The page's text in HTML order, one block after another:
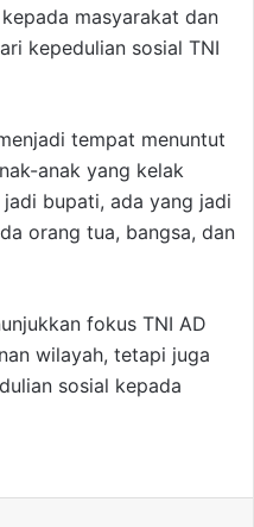
masyarakat dan
kepedulian sosial TNI
tempat menuntut
anak yang kelak
bupati, ada yang jadi
orang tua, bangsa, dan
fokus TNI AD
wilayah, tetapi juga
sosial kepada